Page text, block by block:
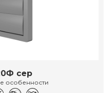
сер
особенности